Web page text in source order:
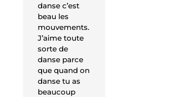
danse c’est
beau les
mouvements.
J’aime toute
sorte de
danse parce
que quand on
danse tu as
beaucoup